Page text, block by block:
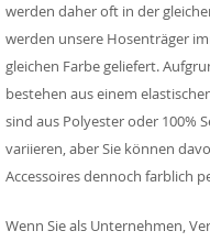
werden daher oft in der
werden unsere Hosenträger
gleichen Farbe geliefert.
bestehen aus einem
sind aus Polyester oder 100%
variieren, aber Sie können
Accessoires dennoch farblich
Wenn Sie als Unternehmen,